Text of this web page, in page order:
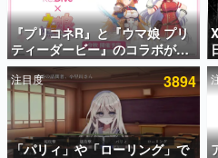
アプリセール情報
インタビュー
連載・特集一覧
殿堂入り記事
SNS拡散数が数千以上
ど。多くの人々に読ま
『プリコネR』と『ウマ娘 プリ
ティーダービー』のコラボが決
定！“最大170連無料”の8.5周年
キャンペーンなども発表
注目度 3894
「パリィ」や「ローリング」で